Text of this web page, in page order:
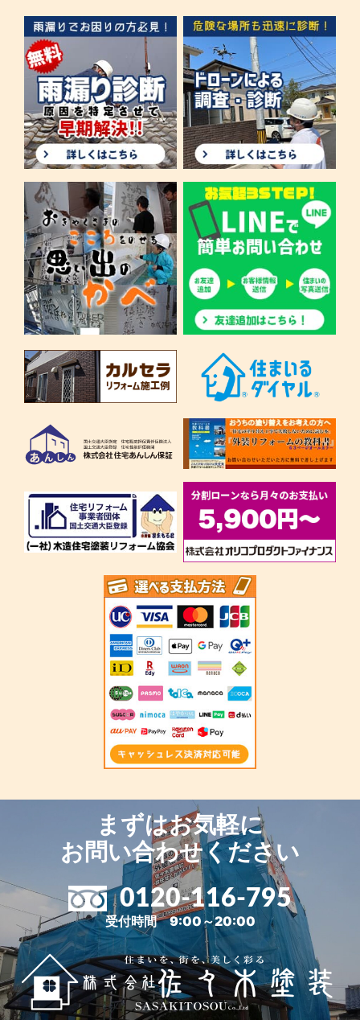
まずはお気軽に
お問い合わせください
0120-116-795
受付時間 9:00～20:00